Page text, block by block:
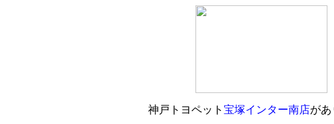
神戸トヨペット 宝塚インター南店があ